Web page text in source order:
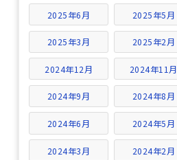
2025年6月 2025年5月
2025年3月 2025年2月
2024年12月 2024年11月
2024年9月 2024年8月
2024年6月 2024年5月
2024年3月 2024年2月